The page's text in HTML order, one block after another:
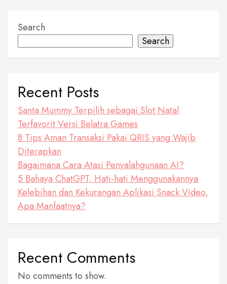
Search
Search
Recent Posts
Santa Mummy Terpilih sebagai Slot Natal
Terfavorit Versi Belatra Games
8 Tips Aman Transaksi Pakai QRIS yang Wajib
Diterapkan
Bagaimana Cara Atasi Penyalahgunaan AI?
5 Bahaya ChatGPT, Hati-hati Menggunakannya
Kelebihan dan Kekurangan Aplikasi Snack Video,
Apa Manfaatnya?
Recent Comments
No comments to show.